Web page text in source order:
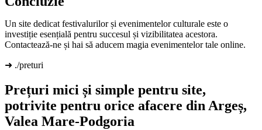
Un site dedicat festivalurilor și evenimentelor culturale este o
investiție esențială pentru succesul și vizibilitatea acestora.
Contactează-ne și hai să aducem magia evenimentelor tale online.
➜ ./preturi
Prețuri mici și simple pentru site,
potrivite pentru orice afacere din Argeș,
Valea Mare-Podgoria